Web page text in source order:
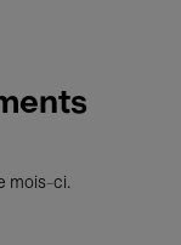
mois-ci.